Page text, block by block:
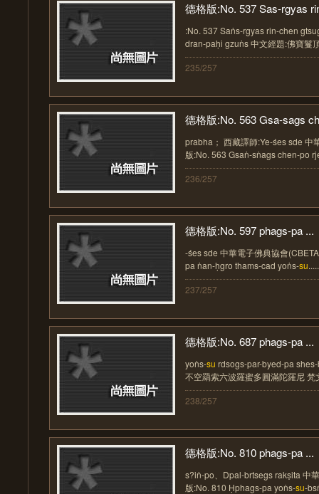
德格版:No. 537 Sas-rgyas
:No. 537 Saṅs-rgyas rin-chen
dran-paḥi gzuṅs 中文經題:佛寶鬘
235/257
德格版:No. 563 Gsa-sags
prabha； 西藏譯師:Ye-śes sde 中
版:No. 563 Gsaṅ-sṅags chen-po
236/257
德格版:No. 597 phags-pa ...
-śes sde 中華電子佛典協會
pa ṅan-ḥgro thams-cad yoṅs-su.....
237/257
德格版:No. 687 phags-pa ...
yoṅs-su rdsogs-par-byed-pa
不空羂索六波羅蜜多圓滿陀羅尼 梵
238/257
德格版:No. 810 phags-pa ...
s?iṅ-po、Dpal-brtsegs rakṣita 中
版:No. 810 Ḥphags-pa yoṅs-su-